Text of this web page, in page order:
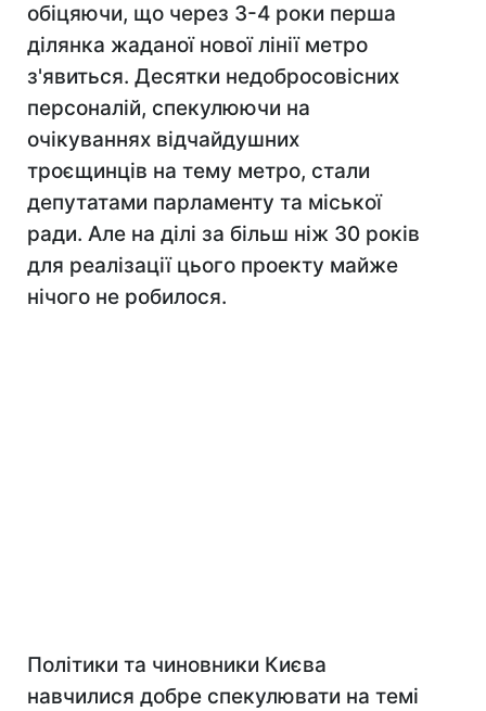
обіцяючи, що через 3-4 роки перша
ділянка жаданої нової лінії метро
з'явиться. Десятки недобросовісних
персоналій, спекулюючи на
очікуваннях відчайдушних
троєщинців на тему метро, стали
депутатами парламенту та міської
ради. Але на ділі за більш ніж 30 років
для реалізації цього проекту майже
нічого не робилося.
Політики та чиновники Києва
навчилися добре спекулювати на темі